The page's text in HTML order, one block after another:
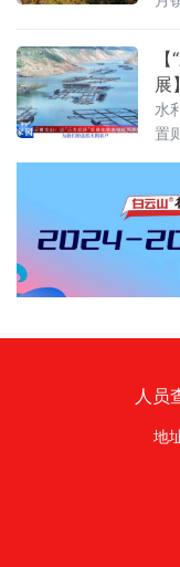
筹
为
是
光
声
的
展
民
水
置
与
得
移
人员
地